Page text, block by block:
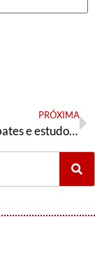
PRÓXIMA
Ciclo de debates e estudos sobre desenvolvimento e socialismo – Centenário de Florestan Fernandes e Celso Furtado